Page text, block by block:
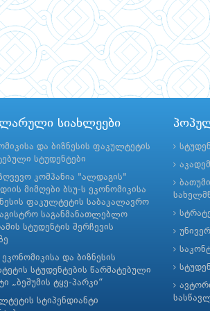
სიახლეები
და ბიზნესის ფაკულტეტის
სტუდენტები
კომპანია "ალდაგის"
მიმღები ბსუ-ს ეკონომიკისა
ფაკულტეტის საბაკალავრო
საგანმანათლებლო
სტუდენტის შერჩევის
ეკონომიკისა და ბიზნესის
სტუდენტების წარმატებული
„ბეშუმის ტყე-პარკი“
სტიპენდიანტი